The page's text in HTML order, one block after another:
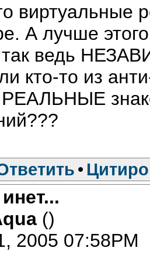
виртуальные
А лучше
ведь
кто-то из
•
()
2005 07:58PM